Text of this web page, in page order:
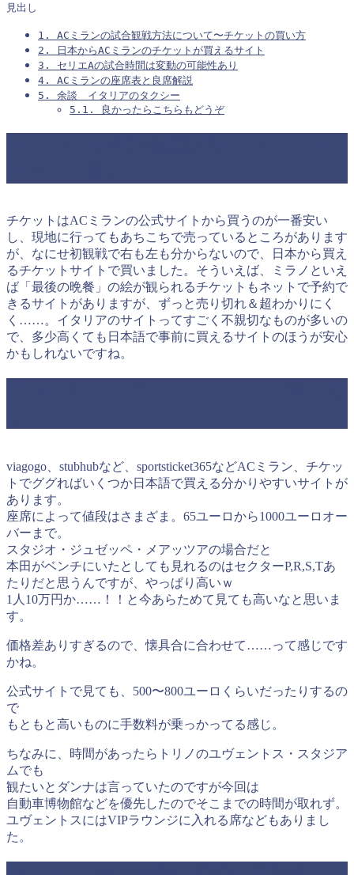
見出し
1.
ACミランの試合観戦方法について〜チケットの買い方
2.
日本からACミランのチケットが買えるサイト
3.
セリエAの試合時間は変動の可能性あり
4.
ACミランの座席表と良席解説
5.
余談 イタリアのタクシー
5.1.
良かったらこちらもどうぞ
チケットはACミランの公式サイトから買うのが一番安い
し、現地に行ってもあちこちで売っているところがあります
が、なにせ初観戦で右も左も分からないので、日本から買え
るチケットサイトで買いました。そういえば、ミラノといえ
ば「最後の晩餐」の絵が観られるチケットもネットで予約で
きるサイトがありますが、ずっと売り切れ＆超わかりにく
く……。イタリアのサイトってすごく不親切なものが多いの
で、多少高くても日本語で事前に買えるサイトのほうが安心
かもしれないですね。
viagogo、stubhubなど、sportsticket365などACミラン、チケッ
トでググればいくつか日本語で買える分かりやすいサイトが
あります。
座席によって値段はさまざま。65ユーロから1000ユーロオー
バーまで。
スタジオ・ジュゼッペ・メアッツアの場合だと
本田がベンチにいたとしても見れるのはセクターP,R,S,Tあ
たりだと思うんですが、やっぱり高いｗ
1人10万円か……！！と今あらためて見ても高いなと思いま
す。
価格差ありすぎるので、懐具合に合わせて……って感じです
かね。
公式サイトで見ても、500〜800ユーロくらいだったりするの
で
もともと高いものに手数料が乗っかってる感じ。
ちなみに、時間があったらトリノのユヴェントス・スタジア
ムでも
観たいとダンナは言っていたのですが今回は
自動車博物館などを優先したのでそこまでの時間が取れず。
ユヴェントスにはVIPラウンジに入れる席などもありまし
た。